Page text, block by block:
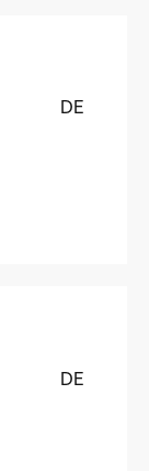
DE
DE